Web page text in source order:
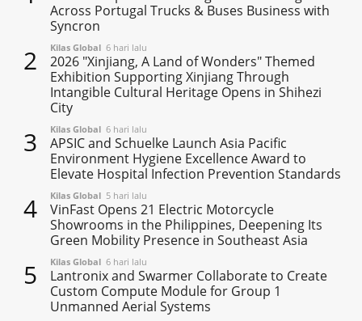
Across Portugal Trucks & Buses Business with
Syncron
2 Kilas Global 6 hari lalu
2026 "Xinjiang, A Land of Wonders" Themed
Exhibition Supporting Xinjiang Through
Intangible Cultural Heritage Opens in Shihezi
City
3 Kilas Global 6 hari lalu
APSIC and Schuelke Launch Asia Pacific
Environment Hygiene Excellence Award to
Elevate Hospital Infection Prevention Standards
4 Kilas Global 5 hari lalu
VinFast Opens 21 Electric Motorcycle
Showrooms in the Philippines, Deepening Its
Green Mobility Presence in Southeast Asia
5 Kilas Global 6 hari lalu
Lantronix and Swarmer Collaborate to Create
Custom Compute Module for Group 1
Unmanned Aerial Systems